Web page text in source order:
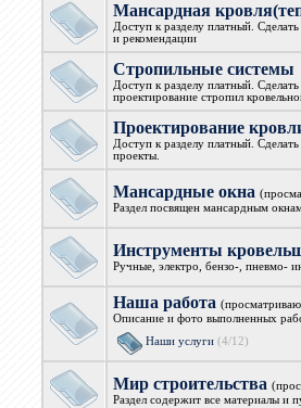
Мансардная
Доступ к разделу платный.
и рекомендации
Стропильные системы
Доступ к разделу платный.
проектирование стропил
Проектирование
Доступ к разделу платный.
проекты.
Мансардные окна
Раздел посвящен мансардным
Инструменты
Ручные, электро, бензо-, пневмо-
Наша работа
Описание и фото выполненных
Наши услуги (4/12)
Мир строительства
Раздел содержит все материалы и